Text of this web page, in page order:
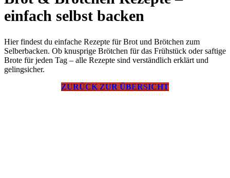
einfach selbst backen
Hier findest du einfache Rezepte für Brot und Brötchen zum
Selberbacken. Ob knusprige Brötchen für das Frühstück oder saftige
Brote für jeden Tag – alle Rezepte sind verständlich erklärt und
gelingsicher.
ZURÜCK ZUR ÜBERSICHT